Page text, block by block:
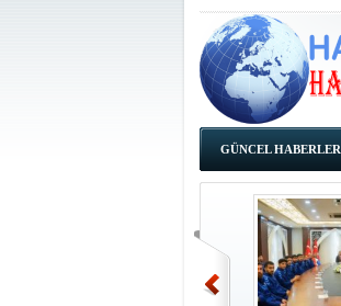
GÜNCEL HABERLER